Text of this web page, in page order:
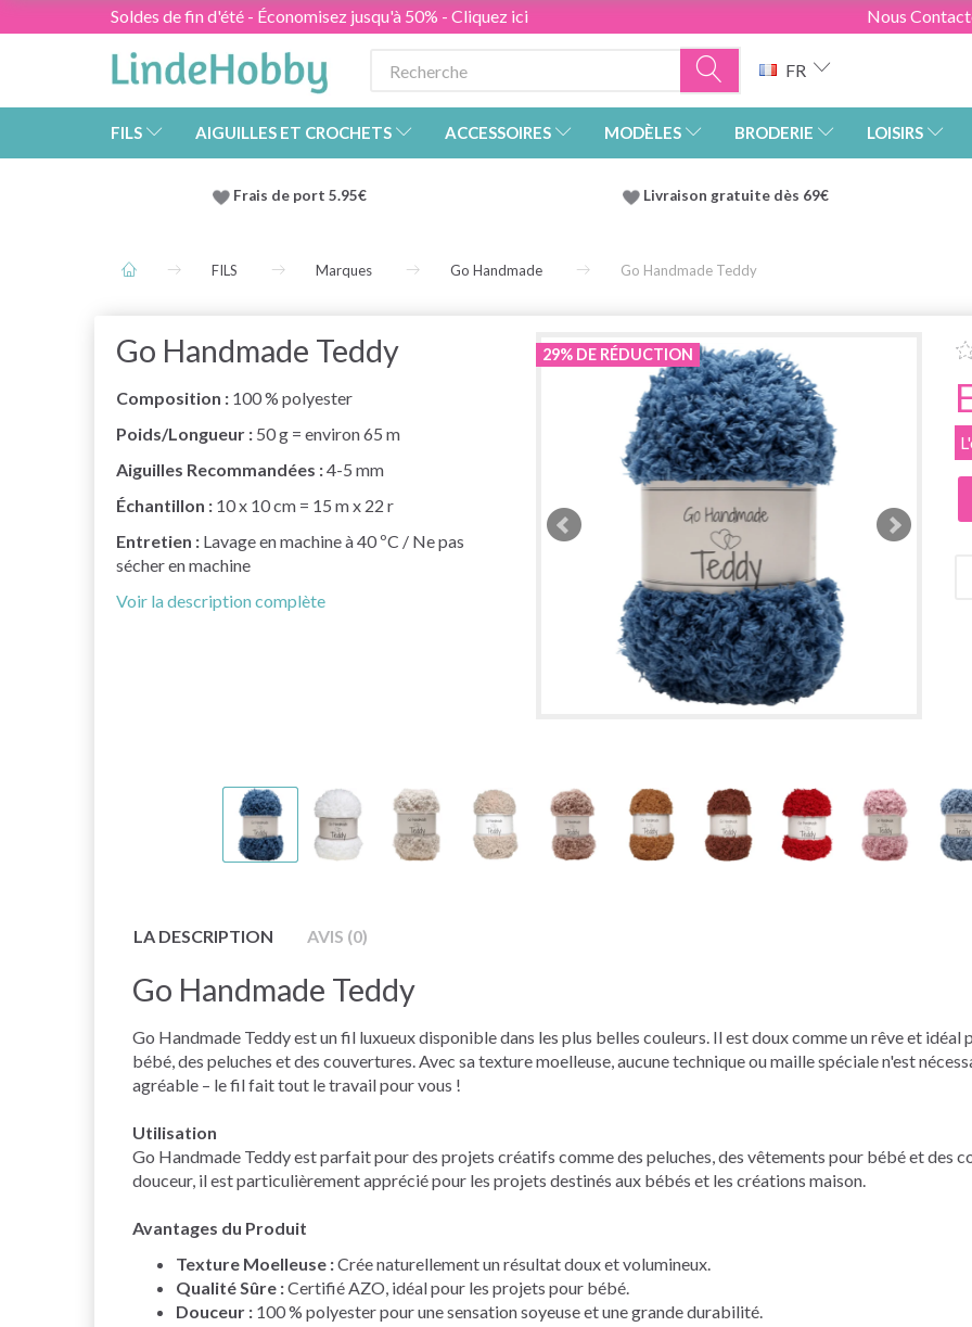
Soldes de fin d'été - Économisez jusqu'à 50% - Cliquez ici Nous
FR
FILS AIGUILLES ET CROCHETS ACCESSOIRES MODÈLES BRODERIE LOISIRS
Frais de port 5.95€ Livraison gratuite dès 69€
FILS Marques Go Handmade Go Handmade Teddy
Go Handmade Teddy
Composition : 100 % polyester
Poids/Longueur : 50 g = environ 65 m
Aiguilles Recommandées :4-5 mm
Échantillon : 10 x 10 cm = 15 m x 22 r
Entretien : Lavage en machine à 40 ºC / Ne pas
sécher en machine
Voir la description complète
29% DE RÉDUCTION
LA DESCRIPTION AVIS (0)
Go Handmade Teddy
Go Handmade Teddy est un fil luxueux disponible dans les plus belles couleurs. Il est doux comme un rêve et
bébé, des peluches et des couvertures. Avec sa texture moelleuse, aucune technique ou maille spéciale n'est
agréable – le fil fait tout le travail pour vous !
Utilisation
Go Handmade Teddy est parfait pour des projets créatifs comme des peluches, des vêtements pour bébé et des
douceur, il est particulièrement apprécié pour les projets destinés aux bébés et les créations maison.
Avantages du Produit
Texture Moelleuse :Crée naturellement un résultat doux et volumineux.
Qualité Sûre :Certifié AZO, idéal pour les projets pour bébé.
Douceur : 100 % polyester pour une sensation soyeuse et une grande durabilité.